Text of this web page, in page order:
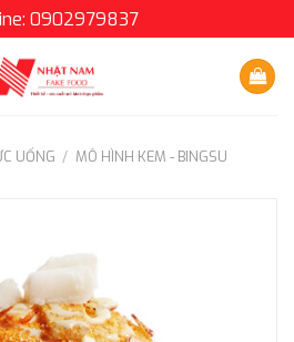
0902979837
UỐNG / MÔ HÌNH KEM - BINGSU